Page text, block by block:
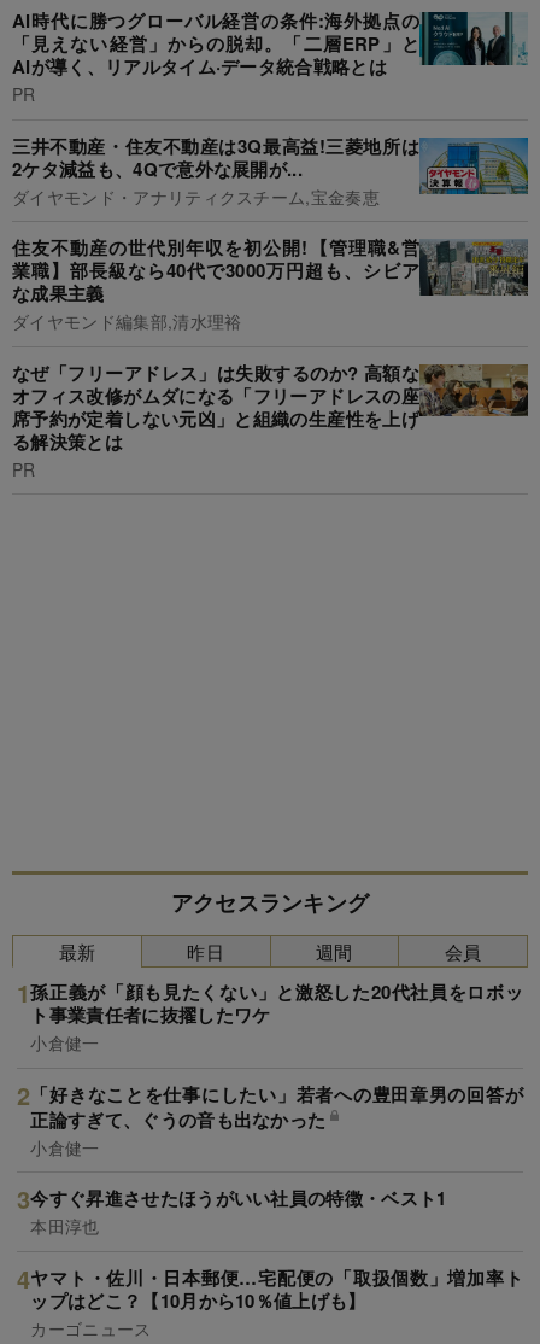
AI時代に勝つグローバル経営の条件:海外拠点の
「見えない経営」からの脱却。「二層ERP」と
AIが導く、リアルタイム·データ統合戦略とは
PR
三井不動産・住友不動産は3Q最高益!三菱地所は
2ケタ減益も、4Qで意外な展開が...
ダイヤモンド・アナリティクスチーム,宝金奏恵
住友不動産の世代別年収を初公開!【管理職&営
業職】部長級なら40代で3000万円超も、シビア
な成果主義
ダイヤモンド編集部,清水理裕
なぜ「フリーアドレス」は失敗するのか? 高額な
オフィス改修がムダになる「フリーアドレスの座
席予約が定着しない元凶」と組織の生産性を上げ
る解決策とは
PR
アクセスランキング
最新
孫正義が「顔も見たくない」と激怒した20代社員をロボッ
ト事業責任者に抜擢したワケ
小倉健一
「好きなことを仕事にしたい」若者への豊田章男の回答が
正論すぎて、ぐうの音も出なかった
小倉健一
今すぐ昇進させたほうがいい社員の特徴・ベスト1
本田淳也
ヤマト・佐川・日本郵便…宅配便の「取扱個数」増加率ト
ップはどこ？【10月から10％値上げも】
カーゴニュース
昨日 週間 会員